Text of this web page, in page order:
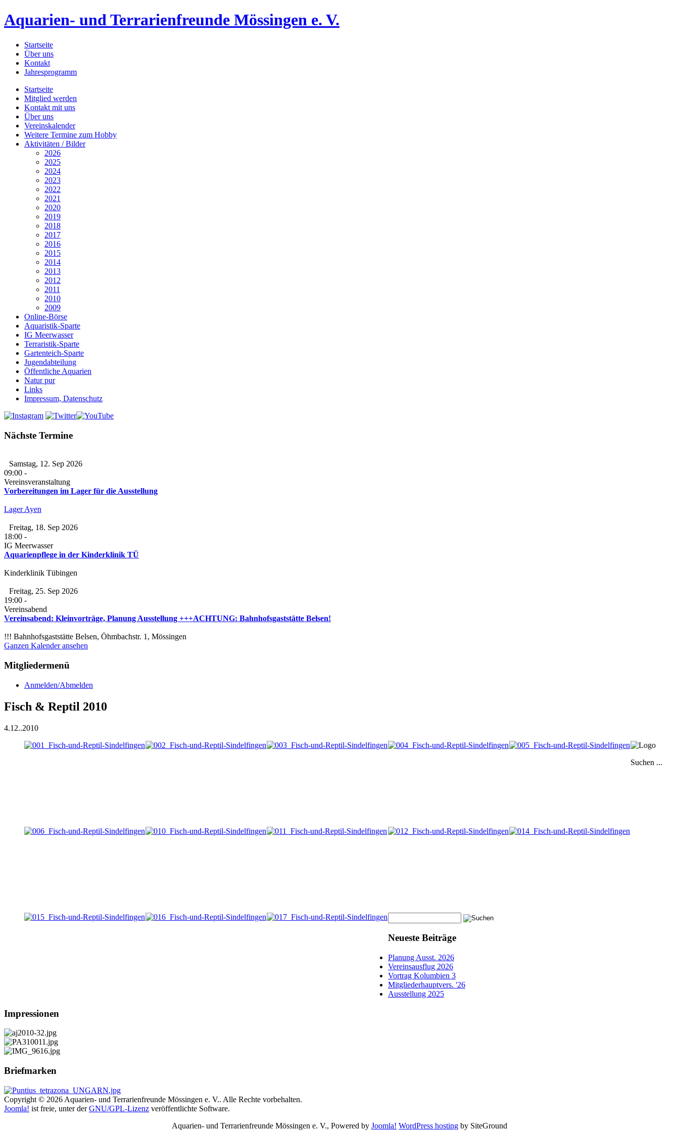
Aquarien- und Terrarienfreunde Mössingen e. V.
Startseite
Über uns
Kontakt
Jahresprogramm
Startseite
Mitglied werden
Kontakt mit uns
Über uns
Vereinskalender
Weitere Termine zum Hobby
Aktivitäten / Bilder
2026
2025
2024
2023
2022
2021
2020
2019
2018
2017
2016
2015
2014
2013
2012
2011
2010
2009
Online-Börse
Aquaristik-Sparte
IG Meerwasser
Terraristik-Sparte
Gartenteich-Sparte
Jugendabteilung
Öffentliche Aquarien
Natur pur
Links
Impressum, Datenschutz
Nächste Termine
Samstag, 12. Sep 2026
09:00 -
Vereinsveranstaltung
Vorbereitungen im Lager für die Ausstellung
Lager Ayen
Freitag, 18. Sep 2026
18:00 -
IG Meerwasser
Aquarienpflege in der Kinderklinik TÜ
Kinderklinik Tübingen
Freitag, 25. Sep 2026
19:00 -
Vereinsabend
Vereinsabend: Kleinvorträge, Planung Ausstellung +++ACHTUNG: Bahnhofsgaststätte Belsen!
!!! Bahnhofsgaststätte Belsen, Öhmbachstr. 1, Mössingen
Ganzen Kalender ansehen
Mitgliedermenü
Anmelden/Abmelden
Fisch & Reptil 2010
4.12..2010
Suchen ...
Neueste Beiträge
Planung Ausst. 2026
Vereinsausflug 2026
Vortrag Kolumbien 3
Mitgliederhauptvers. '26
Ausstellung 2025
Impressionen
Briefmarken
Copyright © 2026 Aquarien- und Terrarienfreunde Mössingen e. V.. Alle Rechte vorbehalten.
Joomla! ist freie, unter derGNU/GPL-Lizenz veröffentlichte Software.
Aquarien- und Terrarienfreunde Mössingen e. V., Powered by Joomla! WordPress hosting by SiteGround